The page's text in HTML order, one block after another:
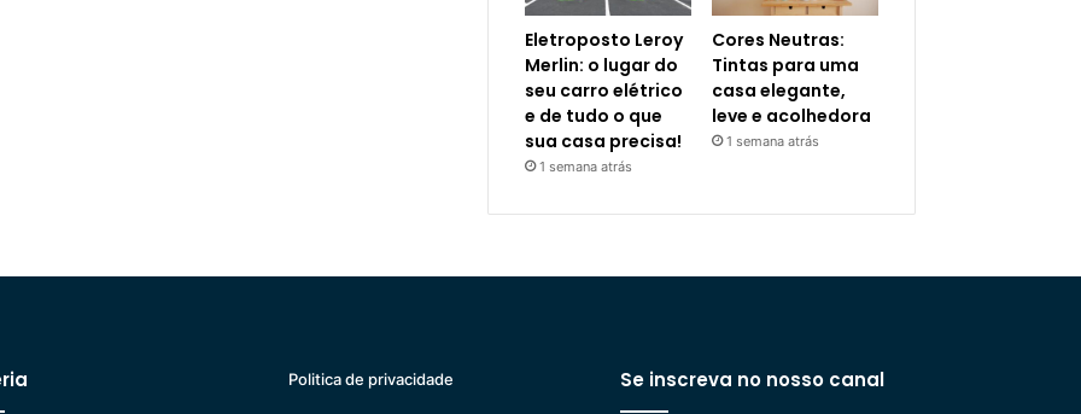
Eletroposto Leroy
Merlin: o lugar do
seu carro elétrico
e de tudo o que
sua casa precisa!
1 semana atrás
Cores Neutras:
Tintas para uma
casa elegante,
leve e acolhedora
1 semana atrás
Politica de privacidade Se inscreva no nosso canal